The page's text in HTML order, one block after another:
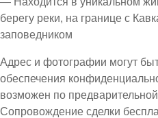
берегу реки, на границе с
заповедником
Адрес и фотографии могут
обеспечения
возможен по
Сопровождение сделки